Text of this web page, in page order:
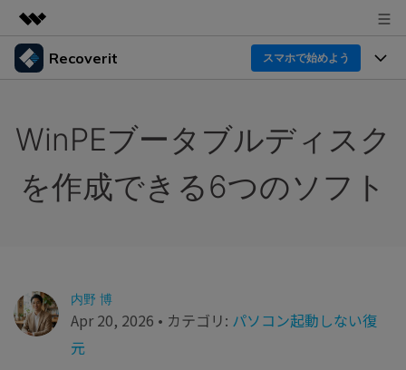
製品
概要
企業情報
プラン＆価格
Recoverit スマホで始めよう
Recoverit for Windows
Windowsデータ復元ならRecoverit！確実な復元技術と
機能一覧
ドライブから復元
ドキュメントを復元
データ損失のシナリオ
データ復元事例
パソコン復元
カスタマーストーリー
操作ガイド
WinPEブータブルディスク
を作成できる6つのソフト
内野 博
Apr 20, 2026 • カテゴリ: パソコン起動しない復
元